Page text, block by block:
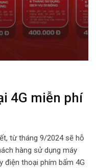
4G miễn phí
từ tháng 9/2024 sẽ hỗ
hàng sử dụng máy
điện thoại phím bấm 4G